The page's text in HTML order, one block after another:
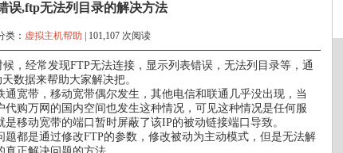
误,ftp无法列目录的解决方法
类： 虚拟主机帮助 101,107 次阅读
，经常发现FTP无法连接，显示列表错误，无法列目录等，通
数据来帮助大家解决把。
宽带，移动宽带偶尔发生，其他电信和联通几乎没出现，当
购万网的国内空间也发生这种情况，可见这种情况是任何服
移动宽带的端口暂时屏蔽了该IP的被动链接端口导致。
都是通过修改FTP的参数，修改被动为主动模式，但是无法解